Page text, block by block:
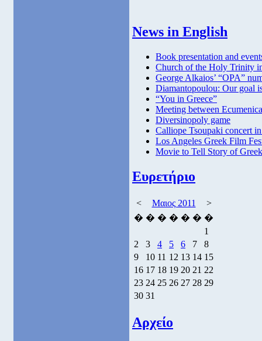
News in English
Book presentation and
Church of the Holy Trinity
George Alkaios’ “OPA”
Diamantopoulou: Our goal
“You in Greece”
Meeting between
Diversinopoly game
Calliope Tsoupaki concert
Los Angeles Greek Film
Movie to Tell Story of
Ευρετήριο
< Μαιος 2011
>
� � � � � � �
1
2
3 4 5 6 7
8
9
10 11 12 13 14 15
16 17 18 19 20 21 22
23 24 25 26 27 28 29
30 31
Αρχείο